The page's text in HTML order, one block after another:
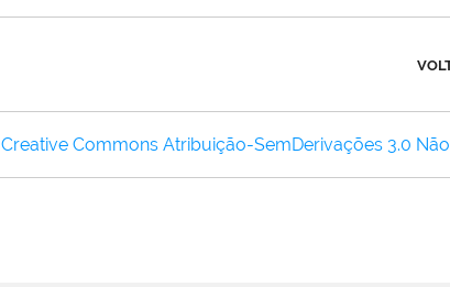
Creative Commons Atribuição-SemDerivações 3.0